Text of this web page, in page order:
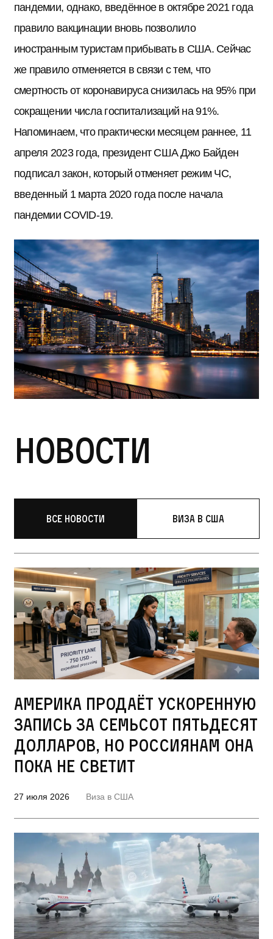
пандемии, однако, введённое в октябре 2021 года
правило вакцинации вновь позволило
иностранным туристам прибывать в США. Сейчас
же правило отменяется в связи с тем, что
смертность от коронавируса снизилась на 95% при
сокращении числа госпитализаций на 91%.
Напоминаем, что практически месяцем раннее, 11
апреля 2023 года, президент США Джо Байден
подписал закон, который отменяет режим ЧС,
введенный 1 марта 2020 года после начала
пандемии COVID-19.
Новости
Все новости Виза в США
Америка продаёт ускоренную
запись за семьсот пятьдесят
долларов, но россиянам она
пока не светит
27 июля 2026 Виза в США